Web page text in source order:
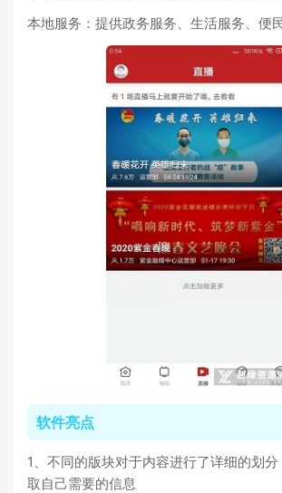
本地服务：提供政务服务、生活服务、便
软件亮点
1、不同的版块对于内容进行了详细的划
取自己需要的信息